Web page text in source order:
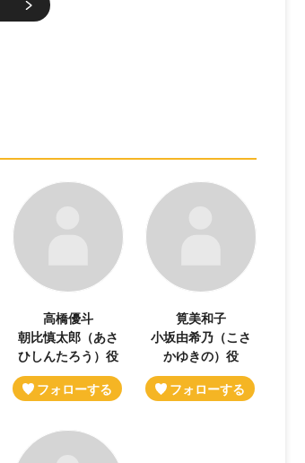
高橋優斗
朝比慎太郎（あさ
ひしんたろう）役
筧美和子
小坂由希乃（こさ
かゆきの）役